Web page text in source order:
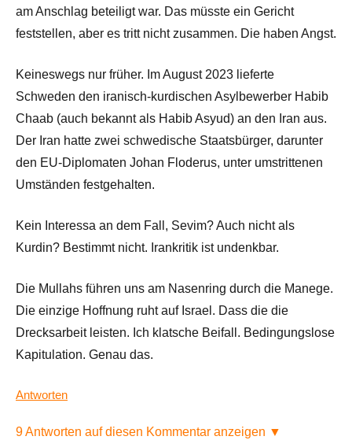
am Anschlag beteiligt war. Das müsste ein Gericht
feststellen, aber es tritt nicht zusammen. Die haben Angst.
Keineswegs nur früher. Im August 2023 lieferte
Schweden den iranisch-kurdischen Asylbewerber Habib
Chaab (auch bekannt als Habib Asyud) an den Iran aus.
Der Iran hatte zwei schwedische Staatsbürger, darunter
den EU-Diplomaten Johan Floderus, unter umstrittenen
Umständen festgehalten.
Kein Interessa an dem Fall, Sevim? Auch nicht als
Kurdin? Bestimmt nicht. Irankritik ist undenkbar.
Die Mullahs führen uns am Nasenring durch die Manege.
Die einzige Hoffnung ruht auf Israel. Dass die die
Drecksarbeit leisten. Ich klatsche Beifall. Bedingungslose
Kapitulation. Genau das.
Antworten
9 Antworten auf diesen Kommentar anzeigen ▼